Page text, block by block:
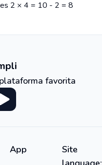
2 × 4 = 10 - 2 = 8
favorita
App
Site